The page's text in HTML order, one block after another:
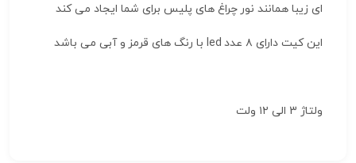
ای زیبا همانند نور چراغ های پلیس برای شما ایجاد می کند
این کیت دارای ۸ عدد led با رنگ های قرمز و آبی می باشد
ولتاژ 3 الی ۱۲ ولت